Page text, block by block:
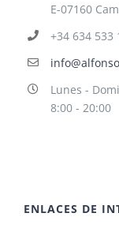
E-07160
+34 634 533
Lunes -
8:00 - 20:00
ENLACES DE